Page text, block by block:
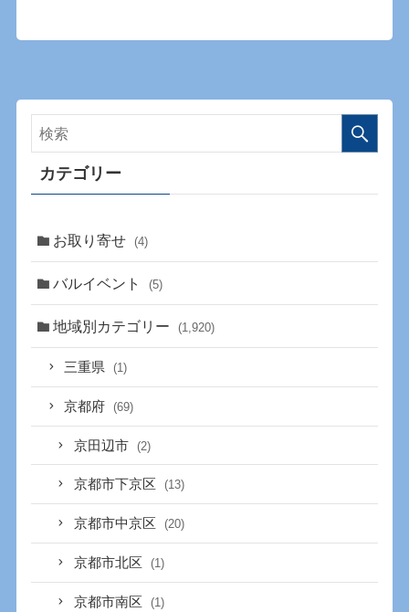
カテゴリー
お取り寄せ (4)
バルイベント (5)
地域別カテゴリー (1,920)
三重県 (1)
京都府 (69)
京田辺市 (2)
京都市下京区 (13)
京都市中京区 (20)
京都市北区 (1)
京都市南区 (1)